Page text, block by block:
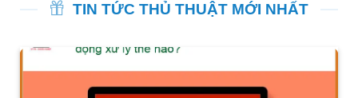
TIN TỨC THỦ THUẬT MỚI NHẤT